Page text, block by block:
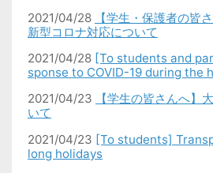
2021/04/28
【学生・保護者の皆
新型コロナ対応について
2021/04/28 [To students and
sponse to COVID-19 during the
2021/04/23
【学生の皆さんへ】
いて
2021/04/23 [To students]
long holidays